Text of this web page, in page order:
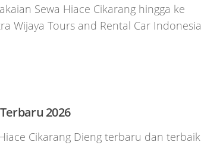
Sewa Hiace Cikarang hingga ke
Wijaya Tours and Rental Car Indonesia
2026
Cikarang Dieng terbaru dan terbaik